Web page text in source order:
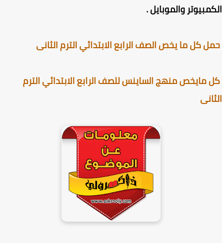
والموبايل .
كل ما يخص الصف الرابع الابتدائي الترم الثانى
منهج الساينس للصف الرابع الابتدائي الترم